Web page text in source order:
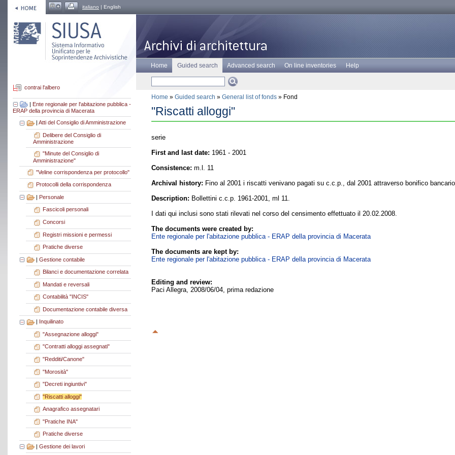
italiano | English
contrai l'albero
| Ente regionale per l'abitazione pubblica -
ERAP della provincia di Macerata
| Atti del Consiglio di Amministrazione
Delibere del Consiglio di
Amministrazione
"Minute del Consiglio di
Amministrazione"
"Veline corrispondenza per protocollo"
Protocolli della corrispondenza
| Personale
Fascicoli personali
Concorsi
Registri missioni e permessi
Pratiche diverse
| Gestione contabile
Bilanci e documentazione correlata
Mandati e reversali
Contabilità "INCIS"
Documentazione contabile diversa
Inquilinato
"Assegnazione alloggi"
"Contratti alloggi assegnati"
"Redditi/Canone"
"Morosità"
"Decreti ingiuntivi"
"Riscatti alloggi"
Anagrafico assegnatari
"Pratiche INA"
Pratiche diverse
| Gestione dei lavori
Home Guided search Advanced search On line inventories Help
Home » Guided search » General list of fonds » Fond
"Riscatti alloggi"
serie
First and last date: 1961 - 2001
Consistence: m.l. 11
Archival history: Fino al 2001 i riscatti venivano pagati su c.c.p., dal 2001 attraverso bonifico
Description: Bollettini c.c.p. 1961-2001, ml 11.
I dati qui inclusi sono stati rilevati nel corso del censimento effettuato il 20.02.2008.
The documents were created by:
Ente regionale per l'abitazione pubblica - ERAP della provincia di Macerata
The documents are kept by:
Ente regionale per l'abitazione pubblica - ERAP della provincia di Macerata
Editing and review:
Paci Allegra, 2008/06/04, prima redazione